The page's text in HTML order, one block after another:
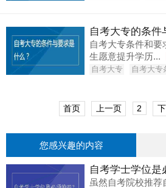
自考大专条件和
生愿意提升学历...
自考大专 自考大专
首页 上一页 2
您感兴趣的内容
虽然自考院校推